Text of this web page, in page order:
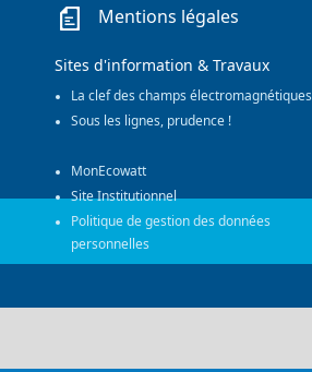
Mentions légales
Sites d'information & Travaux
La clef des champs électromagnétiques
Sous les lignes, prudence !
MonEcowatt
Site Institutionnel
Politique de gestion des données
personnelles